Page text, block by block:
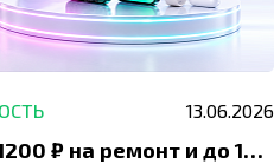
13.06.2026
До 1200 ₽ на ремонт и до 1500 ₽ на покупку техники Apple